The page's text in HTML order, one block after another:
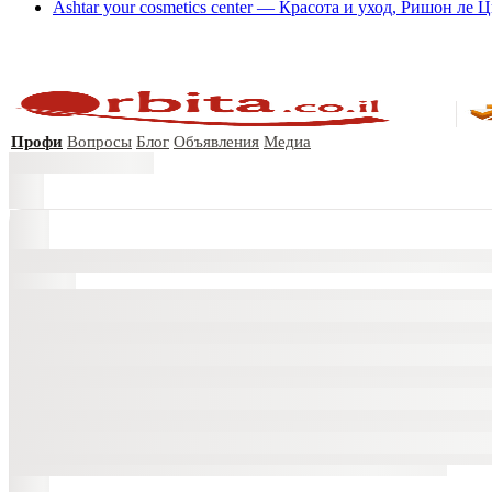
Ashtar your cosmetics center — Красота и уход, Ришон ле
Профи Вопросы Блог Объявления Медиа